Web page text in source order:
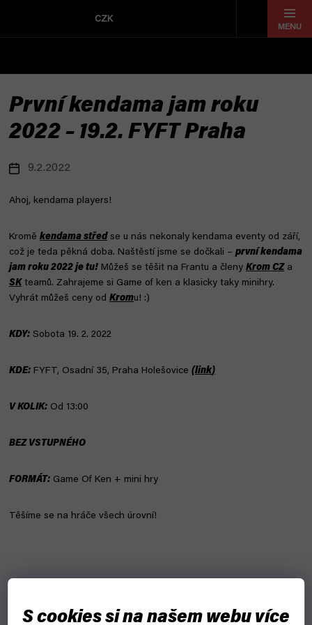
S cookies si na našem webu více
CZK
První kendama jam roku
2022 – 19.2. FYFT Praha
9.2.2022
Ahoj, kendama players!
Kromě kendama středse u nás nekonaly kendama eventy od září,
což je teda pěkná doba. Naštěstí jsme se dočkali – první kendama
jam roku 2022 je tu! Můžeš se těšit na Frantu a členy Krom CZ a
SK teamů. Zahrajeme si Game of ken a klasicky taky minihry.
Vyhrát můžeš ceny od Kromu! :)
KDY: Sobota 19. 2. 2022
KDE: FYFT, Osadní 35, Praha Holešovice (link)
V KOLIK: Od 13:00
BEZ VSTUPNÉHO
FORMÁT: Game Of Ken + mini hry
Těšíme se na hráče všech úrovní!